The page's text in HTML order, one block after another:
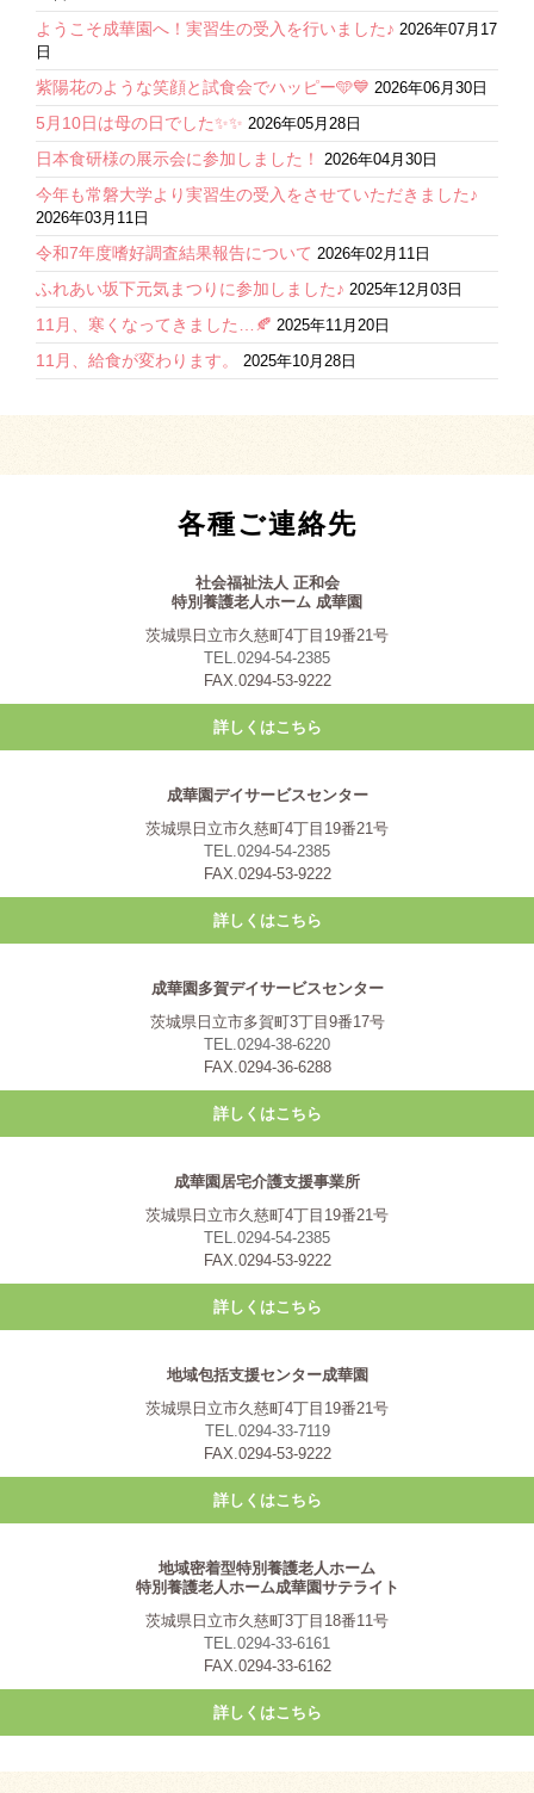
ようこそ成華園へ！実習生の受入を行いました♪ 2026年07月17
日
紫陽花のような笑顔と試食会でハッピー🩵💙 2026年06月30日
5月10日は母の日でした✨✨ 2026年05月28日
日本食研様の展示会に参加しました！ 2026年04月30日
今年も常磐大学より実習生の受入をさせていただきました♪
2026年03月11日
令和7年度嗜好調査結果報告について 2026年02月11日
ふれあい坂下元気まつりに参加しました♪ 2025年12月03日
11月、寒くなってきました…🍂 2025年11月20日
11月、給食が変わります。 2025年10月28日
各種ご連絡先
社会福祉法人 正和会
特別養護老人ホーム 成華園
茨城県日立市久慈町4丁目19番21号
TEL.0294-54-2385
FAX.0294-53-9222
詳しくはこちら
成華園デイサービスセンター
茨城県日立市久慈町4丁目19番21号
TEL.0294-54-2385
FAX.0294-53-9222
詳しくはこちら
成華園多賀デイサービスセンター
茨城県日立市多賀町3丁目9番17号
TEL.0294-38-6220
FAX.0294-36-6288
詳しくはこちら
成華園居宅介護支援事業所
茨城県日立市久慈町4丁目19番21号
TEL.0294-54-2385
FAX.0294-53-9222
詳しくはこちら
地域包括支援センター成華園
茨城県日立市久慈町4丁目19番21号
TEL.0294-33-7119
FAX.0294-53-9222
詳しくはこちら
地域密着型特別養護老人ホーム
特別養護老人ホーム成華園サテライト
茨城県日立市久慈町3丁目18番11号
TEL.0294-33-6161
FAX.0294-33-6162
詳しくはこちら